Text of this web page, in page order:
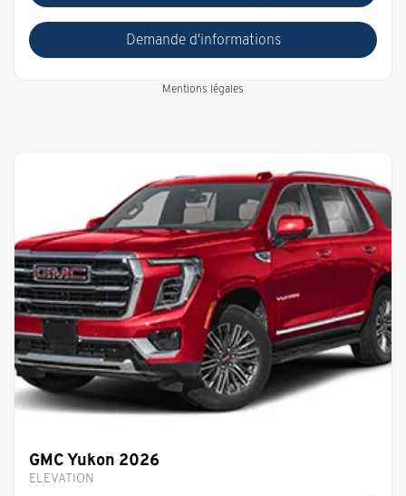
Demande d'informations
Mentions légales
GMC Yukon 2026
ELEVATION